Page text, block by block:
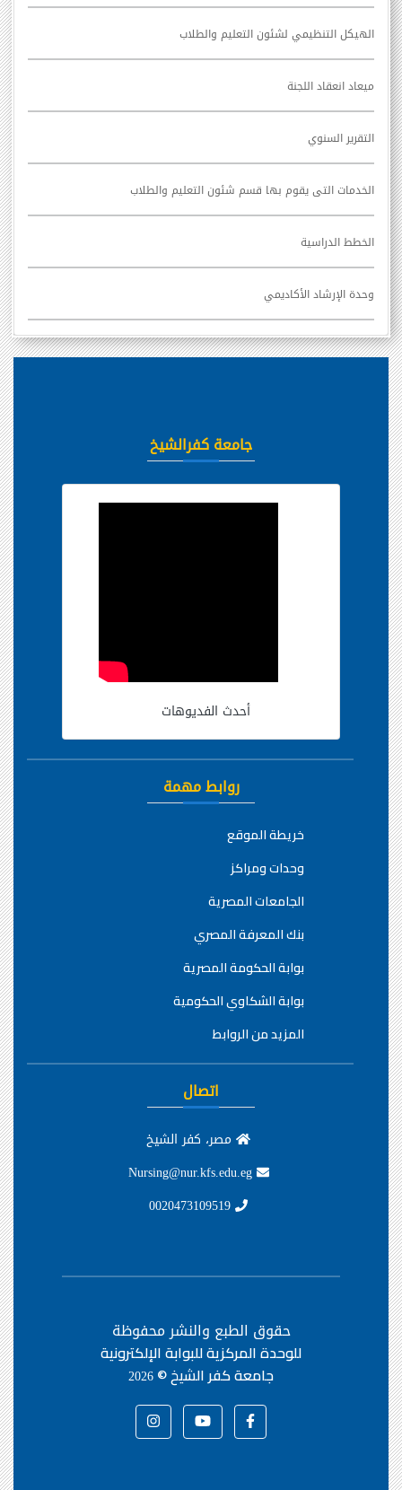
الهيكل التنظيمي لشئون التعليم والطلاب
ميعاد انعقاد اللجنة
التقرير السنوي
الخدمات التى يقوم بها قسم شئون التعليم والطلاب
الخطط الدراسية
وحدة الإرشاد الأكاديمي
جامعة كفرالشيخ
أحدث الفديوهات
روابط مهمة
خريطة الموقع
وحدات ومراكز
الجامعات المصرية
بنك المعرفة المصري
بوابة الحكومة المصرية
بوابة الشكاوي الحكومية
المزيد من الروابط
اتصال
مصر، كفر الشيخ
Nursing@nur.kfs.edu.eg
حقوق الطبع والنشر محفوظة
للوحدة المركزية للبوابة الإلكترونية
جامعة كفر الشيخ ©2026